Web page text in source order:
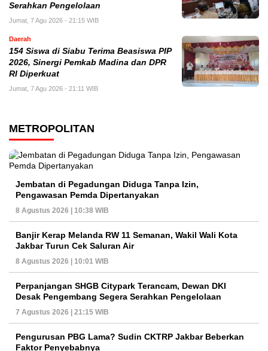
Serahkan Pengelolaan
Jumat, 7 Agu 2026 - 21:15 WIB
Daerah
154 Siswa di Siabu Terima Beasiswa PIP
2026, Sinergi Pemkab Madina dan DPR
RI Diperkuat
Jumat, 7 Agu 2026 - 21:11 WIB
METROPOLITAN
Jembatan di Pegadungan Diduga Tanpa Izin,
Pengawasan Pemda Dipertanyakan
8 Agustus 2026 | 10:38 WIB
Banjir Kerap Melanda RW 11 Semanan, Wakil Wali Kota
Jakbar Turun Cek Saluran Air
8 Agustus 2026 | 10:01 WIB
Perpanjangan SHGB Citypark Terancam, Dewan DKI
Desak Pengembang Segera Serahkan Pengelolaan
7 Agustus 2026 | 21:15 WIB
Pengurusan PBG Lama? Sudin CKTRP Jakbar Beberkan
Faktor Penyebabnya